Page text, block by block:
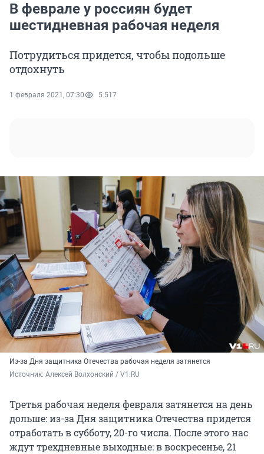
В феврале у россиян будет
шестидневная рабочая неделя
Потрудиться придется, чтобы подольше
отдохнуть
1 февраля 2021, 07:30 5 517
Из-за Дня защитника Отечества рабочая неделя затянется
Источник: Алексей Волхонский / V1.RU
Третья рабочая неделя февраля затянется на день
дольше: из-за Дня защитника Отечества придется
отработать в субботу, 20-го числа. После этого нас
ждут трехдневные выходные: в воскресенье, 21